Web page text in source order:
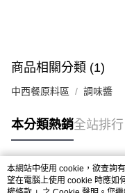
商品相關分類 (1)
中西餐原料區 調味醬
本分類熱銷全站排行
熱門標籤
本網站中使用 cookie，欲查詢
望在電腦上使用 cookie 時應如